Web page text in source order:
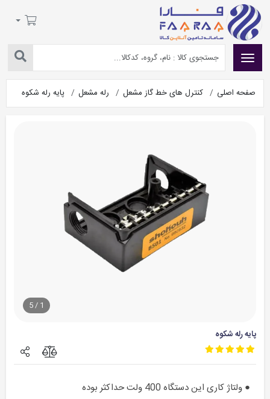
صفحه اصلی کنترل های خط گاز مشعل رله مشعل پایه رله شکوه
1
/
5
پایه رله شکوه
● ولتاژ کاری این دستگاه 400 ولت حداکثر بوده